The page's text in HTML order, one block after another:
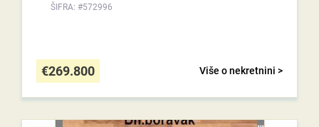
ŠIFRA: #572996
Više o nekretnini >
€269.800